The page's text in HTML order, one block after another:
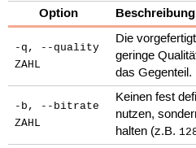
Option
Beschreibung
-q, --quality
ZAHL
Die
geringe
das Gegenteil.
-b, --bitrate
ZAHL
Keinen fest
nutzen,
halten (z.B.